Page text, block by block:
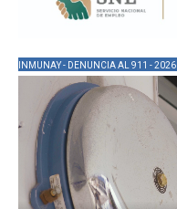
INMUNAY - DENUNCIA AL 911 - 2026